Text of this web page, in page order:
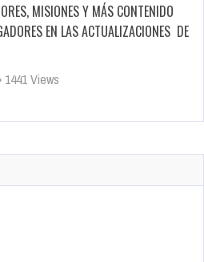
MISIONES Y MÁS CONTENIDO
EN LAS ACTUALIZACIONES DE
1441 Views